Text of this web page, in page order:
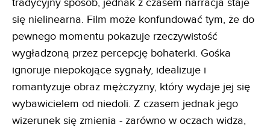
tradycyjny sposób, jednak z czasem narracja staje
się nielinearna. Film może konfundować tym, że do
pewnego momentu pokazuje rzeczywistość
wygładzoną przez percepcję bohaterki. Gośka
ignoruje niepokojące sygnały, idealizuje i
romantyzuje obraz mężczyzny, który wydaje jej się
wybawicielem od niedoli. Z czasem jednak jego
wizerunek się zmienia - zarówno w oczach widza,